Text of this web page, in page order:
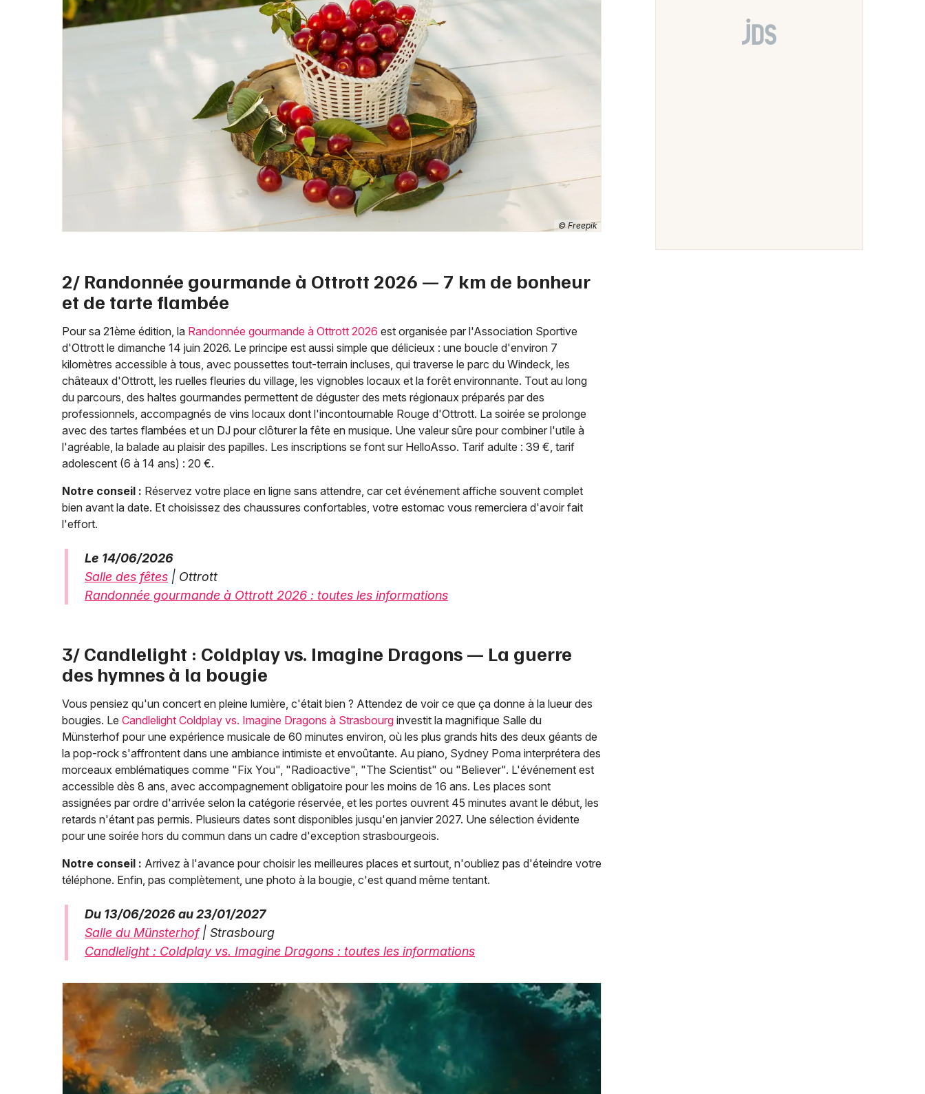
© Freepik
2/ Randonnée gourmande à Ottrott 2026 — 7 km de bonheur
et de tarte flambée
Pour sa 21ème édition, la Randonnée gourmande à Ottrott 2026 est organisée par l'Association Sportive
d'Ottrott le dimanche 14 juin 2026. Le principe est aussi simple que délicieux : une boucle d'environ 7
kilomètres accessible à tous, avec poussettes tout-terrain incluses, qui traverse le parc du Windeck, les
châteaux d'Ottrott, les ruelles fleuries du village, les vignobles locaux et la forêt environnante. Tout au long
du parcours, des haltes gourmandes permettent de déguster des mets régionaux préparés par des
professionnels, accompagnés de vins locaux dont l'incontournable Rouge d'Ottrott. La soirée se prolonge
avec des tartes flambées et un DJ pour clôturer la fête en musique. Une valeur sûre pour combiner l'utile à
l'agréable, la balade au plaisir des papilles. Les inscriptions se font sur HelloAsso. Tarif adulte : 39 €, tarif
adolescent (6 à 14 ans) : 20 €.
Notre conseil : Réservez votre place en ligne sans attendre, car cet événement affiche souvent complet
bien avant la date. Et choisissez des chaussures confortables, votre estomac vous remerciera d'avoir fait
l'effort.
Le 14/06/2026
Salle des fêtes | Ottrott
Randonnée gourmande à Ottrott 2026 : toutes les informations
3/ Candlelight : Coldplay vs. Imagine Dragons — La guerre
des hymnes à la bougie
Vous pensiez qu'un concert en pleine lumière, c'était bien ? Attendez de voir ce que ça donne à la lueur des
bougies. Le Candlelight Coldplay vs. Imagine Dragons à Strasbourg investit la magnifique Salle du
Münsterhof pour une expérience musicale de 60 minutes environ, où les plus grands hits des deux géants de
la pop-rock s'affrontent dans une ambiance intimiste et envoûtante. Au piano, Sydney Poma interprétera des
morceaux emblématiques comme "Fix You", "Radioactive", "The Scientist" ou "Believer". L'événement est
accessible dès 8 ans, avec accompagnement obligatoire pour les moins de 16 ans. Les places sont
assignées par ordre d'arrivée selon la catégorie réservée, et les portes ouvrent 45 minutes avant le début, les
retards n'étant pas permis. Plusieurs dates sont disponibles jusqu'en janvier 2027. Une sélection évidente
pour une soirée hors du commun dans un cadre d'exception strasbourgeois.
Notre conseil : Arrivez à l'avance pour choisir les meilleures places et surtout, n'oubliez pas d'éteindre votre
téléphone. Enfin, pas complètement, une photo à la bougie, c'est quand même tentant.
Du 13/06/2026 au 23/01/2027
Salle du Münsterhof| Strasbourg
Candlelight : Coldplay vs. Imagine Dragons : toutes les informations